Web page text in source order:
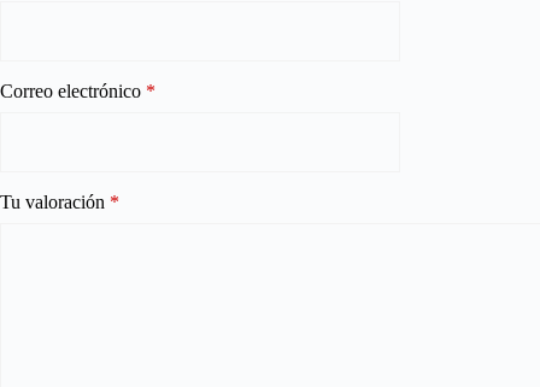
Correo electrónico *
Tu valoración *